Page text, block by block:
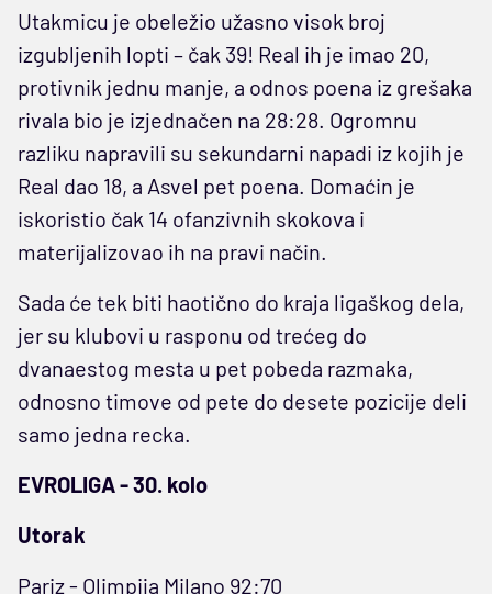
Utakmicu je obeležio užasno visok broj
izgubljenih lopti – čak 39! Real ih je imao 20,
protivnik jednu manje, a odnos poena iz grešaka
rivala bio je izjednačen na 28:28. Ogromnu
razliku napravili su sekundarni napadi iz kojih je
Real dao 18, a Asvel pet poena. Domaćin je
iskoristio čak 14 ofanzivnih skokova i
materijalizovao ih na pravi način.
Sada će tek biti haotično do kraja ligaškog dela,
jer su klubovi u rasponu od trećeg do
dvanaestog mesta u pet pobeda razmaka,
odnosno timove od pete do desete pozicije deli
samo jedna recka.
EVROLIGA - 30. kolo
Utorak
Pariz - Olimpija Milano 92:70